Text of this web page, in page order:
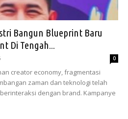
Bangun Blueprint Baru
Di Tengah...
0
creator economy, fragmentasi
zaman dan teknologi telah
dengan brand. Kampanye